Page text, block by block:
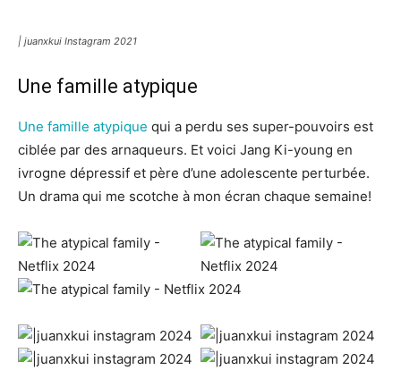
| juanxkui Instagram 2021
Une famille atypique
Une famille atypique qui a perdu ses super-pouvoirs est
ciblée par des arnaqueurs. Et voici Jang Ki-young en
ivrogne dépressif et père d’une adolescente perturbée.
Un drama qui me scotche à mon écran chaque semaine!